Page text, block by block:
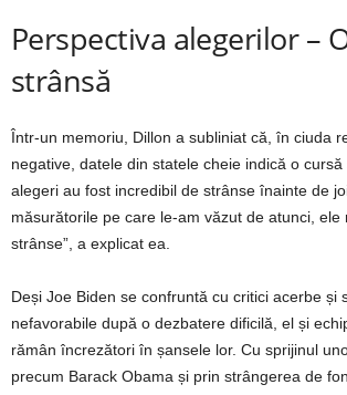
Perspectiva alegerilor –
strânsă
Într-un memoriu, Dillon a subliniat că, în ciuda
negative, datele din statele cheie indică o cursă
alegeri au fost incredibil de strânse înainte de
măsurătorile pe care le-am văzut de atunci, ele
strânse”, a explicat ea.
Deși Joe Biden se confruntă cu critici acerbe și
nefavorabile după o dezbatere dificilă, el și
rămân încrezători în șansele lor. Cu sprijinul
precum Barack Obama și prin strângerea de